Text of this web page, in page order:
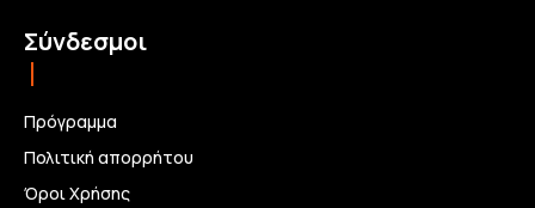
Σύνδεσμοι
Πρόγραμμα
Πολιτική απορρήτου
Όροι Χρήσης